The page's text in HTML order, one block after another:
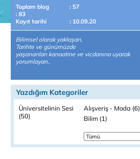
Toplam blog
: 57
: 83
Kayıt tarihi
: 10.09.20
Bilimsel olarak yaklaşan,
Tarihte ve günümüzde
yaşananları kanaatine ve vicdanına uyarak
yorumlayan..
Yazdığım Kategoriler
Üniversitelinin Sesi
(50)
Alışveriş - Moda (6)
Bilim (1)